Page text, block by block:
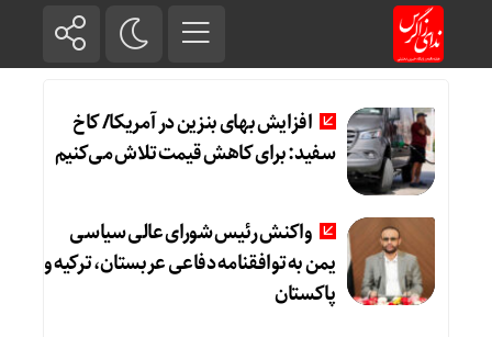
افزایش بهای بنزین در آمریکا/ کاخ
سفید: برای کاهش قیمت تلاش می‌کنیم
واکنش رئیس شورای عالی سیاسی
یمن به توافقنامه دفاعی عربستان، ترکیه و
پاکستان